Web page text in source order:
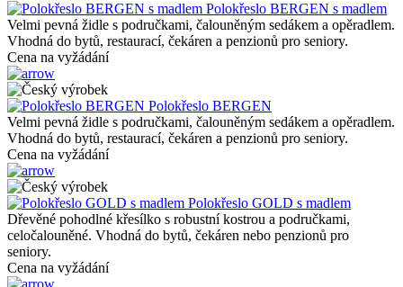
Polokřeslo BERGEN s madlem
Velmi pevná židle s područkami, čalouněným sedákem a opěradlem.
Vhodná do bytů, restaurací, čekáren a penzionů pro seniory.
Cena na vyžádání
Polokřeslo BERGEN
Velmi pevná židle s područkami, čalouněným sedákem a opěradlem.
Vhodná do bytů, restaurací, čekáren a penzionů pro seniory.
Cena na vyžádání
Polokřeslo GOLD s madlem
Dřevěné pohodlné křesílko s robustní kostrou a područkami,
celočalouněné. Vhodná do bytů, čekáren nebo penzionů pro
seniory.
Cena na vyžádání